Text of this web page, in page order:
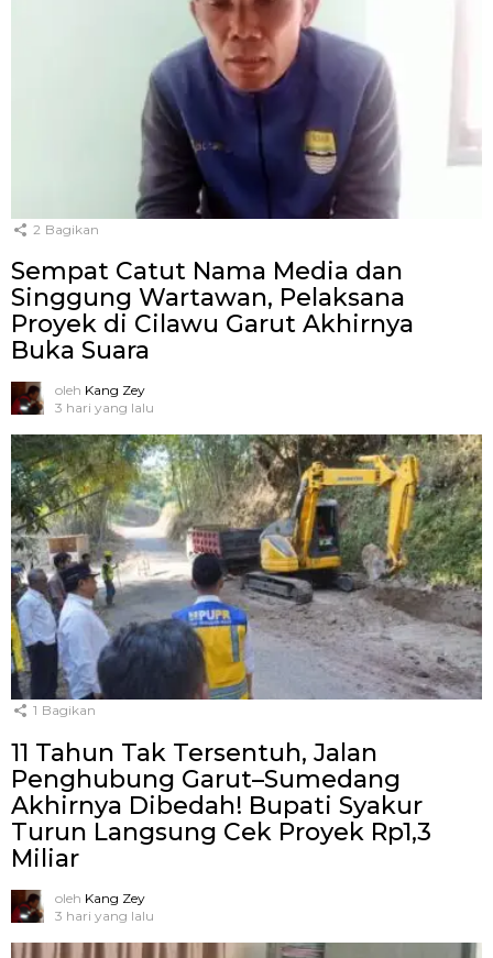
2 Bagikan
Sempat Catut Nama Media dan
Singgung Wartawan, Pelaksana
Proyek di Cilawu Garut Akhirnya
Buka Suara
oleh Kang Zey
3 hari yang lalu
1 Bagikan
11 Tahun Tak Tersentuh, Jalan
Penghubung Garut–Sumedang
Akhirnya Dibedah! Bupati Syakur
Turun Langsung Cek Proyek Rp1,3
Miliar
oleh Kang Zey
3 hari yang lalu